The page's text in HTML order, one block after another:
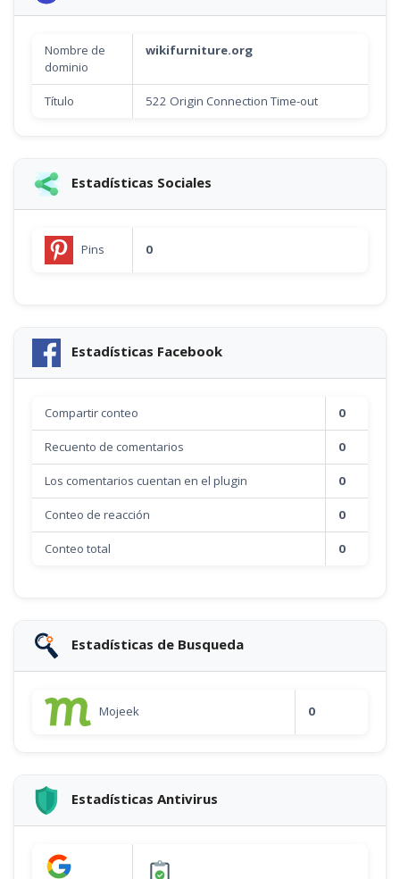
Nombre de
dominio
wikifurniture.org
Título 522 Origin Connection Time-out
Estadísticas Sociales
Pins 0
Estadísticas Facebook
Compartir conteo 0
Recuento de comentarios 0
Los comentarios cuentan en el plugin 0
Conteo de reacción 0
Conteo total 0
Estadísticas de Busqueda
Mojeek 0
Estadísticas Antivirus